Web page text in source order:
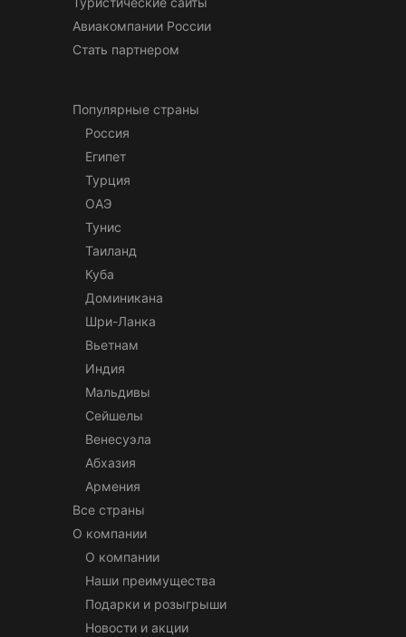
Авиакомпании России
Стать партнером
Популярные страны
Россия
Египет
Турция
ОАЭ
Тунис
Таиланд
Куба
Доминикана
Шри-Ланка
Вьетнам
Индия
Мальдивы
Сейшелы
Венесуэла
Абхазия
Армения
Все страны
О компании
О компании
Наши преимущества
Подарки и розыгрыши
Новости и акции